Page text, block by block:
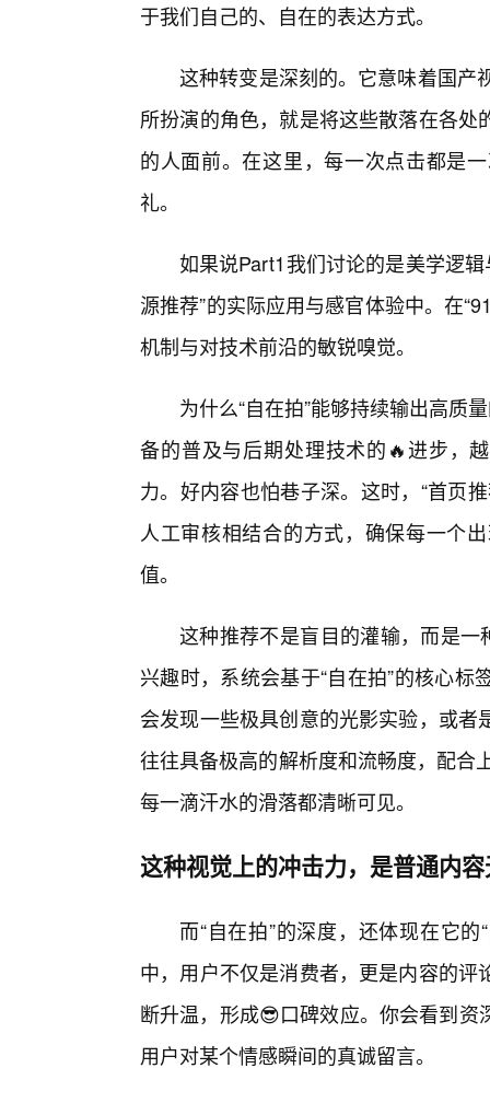
于我们自己的、自在的表达方式。
这种转变是深刻的。它意味着国产
所扮演的角色，就是将这些散落在各
的人面前。在这里，每一次点击都是
礼。
如果说Part1我们讨论的是美学逻
源推荐”的实际应用与感官体验中。在
机制与对技术前沿的敏锐嗅觉。
为什么“自在拍”能够持续输出高质
备的普及与后期处理技术的🔥进步，
力。好内容也怕巷子深。这时，“首页
人工审核相结合的方式，确保每一个
值。
这种推荐不是盲目的灌输，而是一
兴趣时，系统会基于“自在拍”的核心
会发现一些极具创意的光影实验，或
往往具备极高的解析度和流畅度，配合
每一滴汗水的滑落都清晰可见。
这种视觉上的冲击力，是普通内
而“自在拍”的深度，还体现在它的
中，用户不仅是消费者，更是内容的
断升温，形成😎口碑效应。你会看到
用户对某个情感瞬间的真诚留言。